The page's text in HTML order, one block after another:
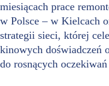
miesiącach prace
w Polsce – w Kielcach
strategii sieci, której
kinowych doświadczeń
do rosnących